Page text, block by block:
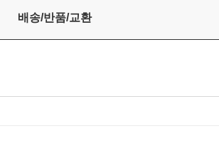
배송/반품/교환